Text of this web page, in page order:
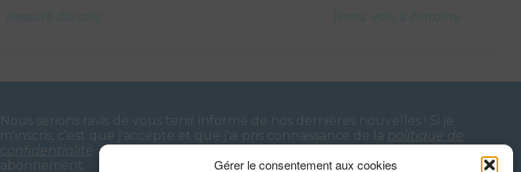
Gérer le consentement aux cookies
Nous serions ravis de vous tenir informé de nos dernières nouvelles ! Si je
m'inscris, c'est que j'accepte et que j'ai pris connaissance de la politique de
confidentialité . Un mail de confirmation me parviendra pour valider mon
abonnement.